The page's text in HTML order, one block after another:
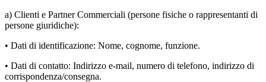
a) Clienti e Partner Commerciali (persone fisiche o rappresentanti di
persone giuridiche):
• Dati di identificazione: Nome, cognome, funzione.
• Dati di contatto: Indirizzo e-mail, numero di telefono, indirizzo di
corrispondenza/consegna.